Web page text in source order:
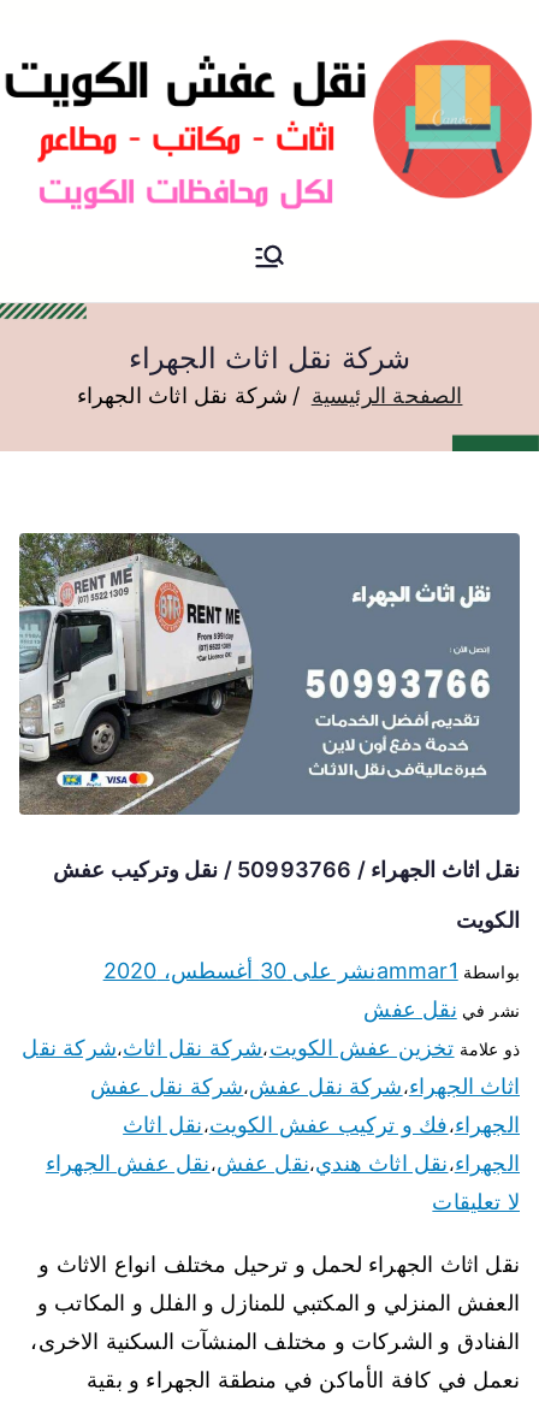
نقل عفش الكويت
شركة نقل اثاث الجهراء
الصفحة الرئيسية شركة نقل اثاث الجهراء
نقل اثاث الجهراء / 50993766 / نقل وتركيب عفش
الكويت
بواسطة ammar1نشر على 30 أغسطس، 2020
نشر في نقل عفش
ذو علامة تخزين عفش الكويت،شركة نقل اثاث،شركة نقل
اثاث الجهراء،شركة نقل عفش،شركة نقل عفش
الجهراء،فك و تركيب عفش الكويت،نقل اثاث
الجهراء،نقل اثاث هندي،نقل عفش،نقل عفش الجهراء
لا تعليقات
نقل اثاث الجهراء لحمل و ترحيل مختلف انواع الاثاث و
العفش المنزلي و المكتبي للمنازل و الفلل و المكاتب و
الفنادق و الشركات و مختلف المنشآت السكنية الاخرى،
نعمل في كافة الأماكن في منطقة الجهراء و بقية